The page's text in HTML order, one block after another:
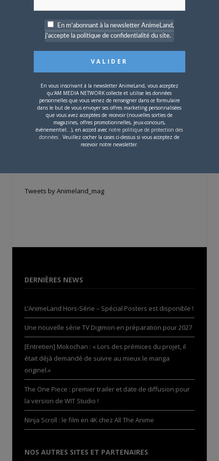
carte !
Si votre ville n'est pas dans la liste,contactez-nous!
CONTENU SPONSORISÉ
Tweets by Animeland_mag
DERNIÈRES NEWS
L’AnimeLand Hors-Série – Spécial Posters est disponible !
Une nouvelle série TV Digimon en préparation pour 2027
[Entretien] Mokochan : « Lors des prémices du projet, il
était déjà demandé de suivre au mieux le manga
originel.»
The One Piece : premier trailer et date de diffusion pour
la version de WIT Studio !
Ninja Scroll : le film en 4K chez All The Anime
NOS AUTRES SITES ET PARTENAIRES
En m'abonnant à la newsletter AnimeLand,
j'accepte la politique de confidentialité du site.
En vous inscrivant à la newsletter AnimeLand, vous acceptez
qu'AM MEDIA NETWORK collecte et utilise les données
personnelles que vous venez de renseigner dans ce formulaire
dans le but de vous envoyer ses offres marketing personnalisées
que vous avez acceptées de recevoir (nouvelles sorties de
magazines, offres promotionnelles, jeux-concours,
événementiel...), en accord avec notre politique de protection des
données . Veuillez cocher la cases ci-dessus si vous acceptez de
recevoir notre newsletter.